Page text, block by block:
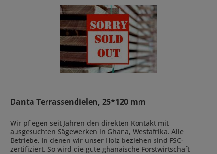
Danta Terrassendielen, 25*120 mm
Wir pflegen seit Jahren den direkten Kontakt mit
ausgesuchten Sägewerken in Ghana, Westafrika. Alle
Betriebe, in denen wir unser Holz beziehen sind FSC-
zertifiziert. So wird die gute ghanaische Forstwirtschaft